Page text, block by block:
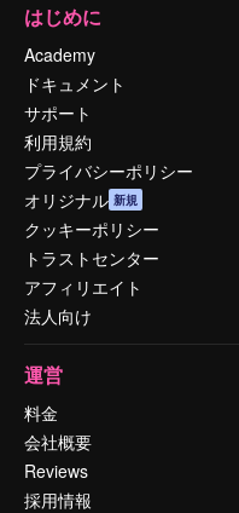
はじめに
Academy
ドキュメント
サポート
利用規約
プライバシーポリシー
オリジナル 新規
クッキーポリシー
トラストセンター
アフィリエイト
法人向け
運営
料金
会社概要
Reviews
採用情報